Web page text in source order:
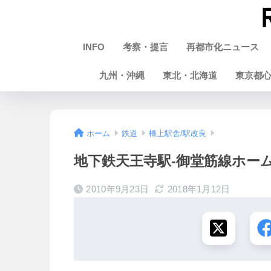
INFO 考察・提言 再都市化ニュース
九州・沖縄 東北・北海道 東京都心
ホーム 鉄道 橋上駅舎/駅改良
地下鉄天王寺駅-御堂筋線ホー
2010年9月23日 2018年1月12日